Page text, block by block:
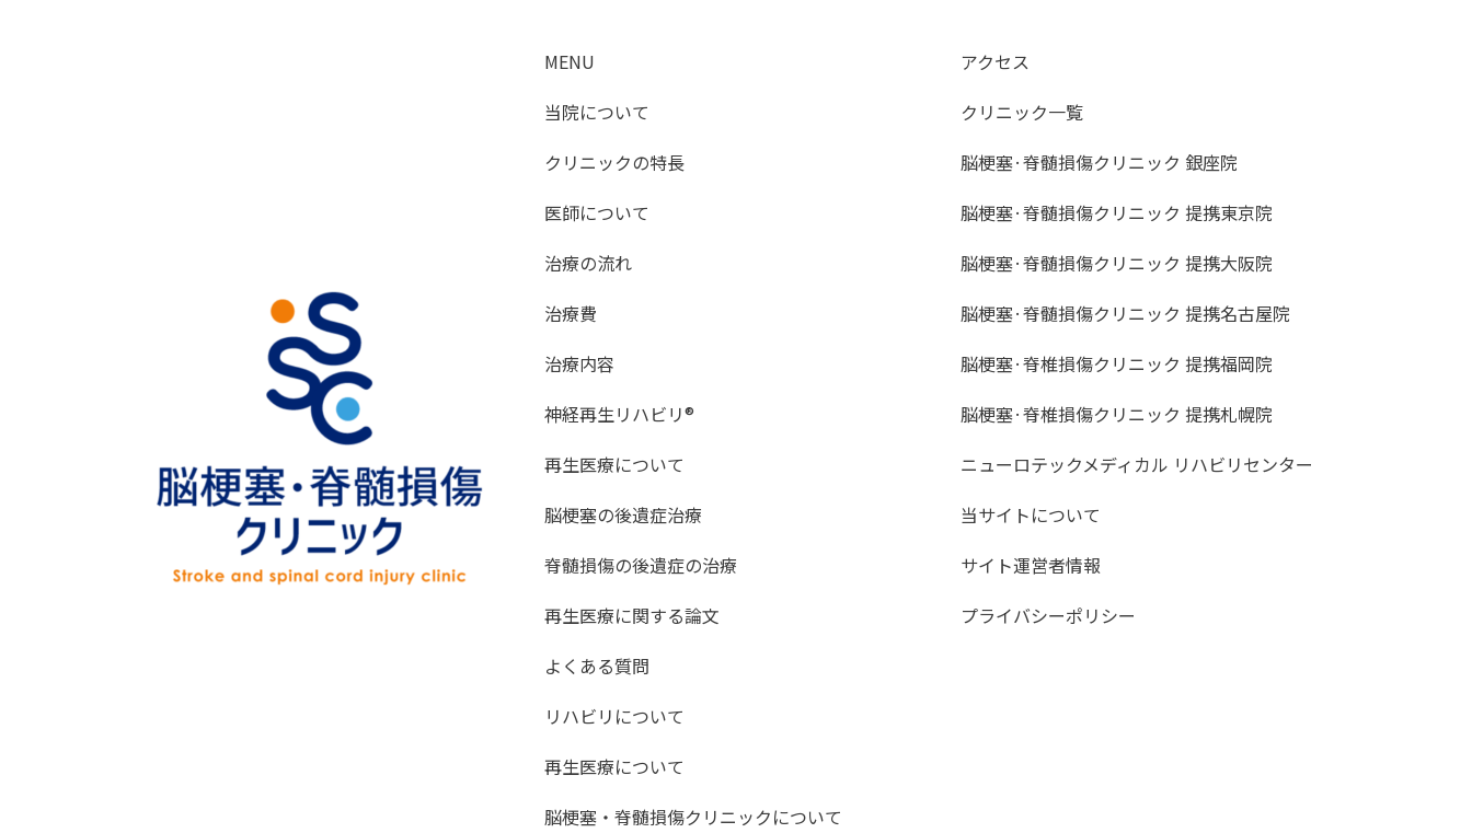
MENU
当院について
クリニックの特長
医師について
治療の流れ
治療費
治療内容
神経再生リハビリ®
再生医療について
脳梗塞の後遺症治療
脊髄損傷の後遺症の治療
再生医療に関する論文
よくある質問
リハビリについて
再生医療について
脳梗塞・脊髄損傷クリニックについて
アクセス
クリニック一覧
脳梗塞·脊髄損傷クリニック 銀座院
脳梗塞·脊髄損傷クリニック 提携東京院
脳梗塞·脊髄損傷クリニック 提携大阪院
脳梗塞·脊髄損傷クリニック 提携名古屋院
脳梗塞·脊椎損傷クリニック 提携福岡院
脳梗塞·脊椎損傷クリニック 提携札幌院
ニューロテックメディカル リハビリセンター
当サイトについて
サイト運営者情報
プライバシーポリシー